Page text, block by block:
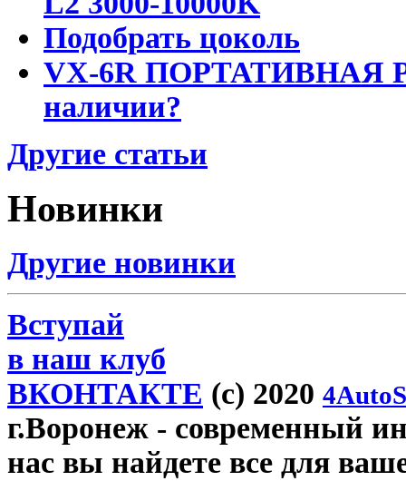
Подобрать цоколь
VX-6R ПОРТАТИВНАЯ
наличии?
Другие статьи
Новинки
Другие новинки
Вступай
в наш клуб
ВКОНТАКТЕ (c) 2020
г.Воронеж - современный
нас вы найдете все для